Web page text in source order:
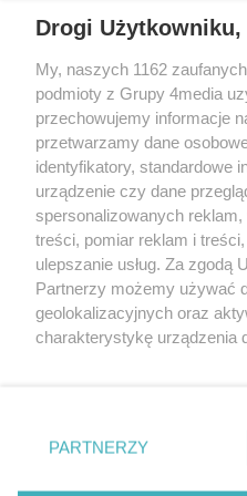
Redakcja Reklama
Drogi Użytkowniku,
My, naszych 1162
podmioty z Grupy 4media
przechowujemy informacje
przetwarzamy dane
identyfikatory, standardowe
urządzenie czy dane
spersonalizowanych
treści, pomiar reklam i
ulepszanie usług. Za zgodą
Partnerzy możemy używać
geolokalizacyjnych oraz
charakterystykę urządzenia
zmienić/wycofać klikając
znajdujący się w lewym
PARTNERZY